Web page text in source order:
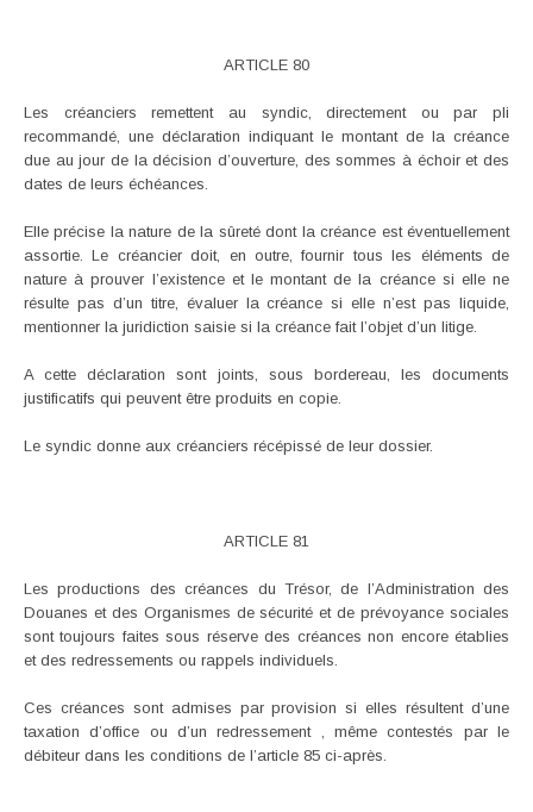
ARTICLE 80
Les créanciers remettent au syndic, directement ou par pli
recommandé, une déclaration indiquant le montant de la créance
due au jour de la décision d’ouverture, des sommes à échoir et des
dates de leurs échéances.
Elle précise la nature de la sûreté dont la créance est éventuellement
assortie. Le créancier doit, en outre, fournir tous les éléments de
nature à prouver l’existence et le montant de la créance si elle ne
résulte pas d’un titre, évaluer la créance si elle n’est pas liquide,
mentionner la juridiction saisie si la créance fait l’objet d’un litige.
A cette déclaration sont joints, sous bordereau, les documents
justificatifs qui peuvent être produits en copie.
Le syndic donne aux créanciers récépissé de leur dossier.
ARTICLE 81
Les productions des créances du Trésor, de l’Administration des
Douanes et des Organismes de sécurité et de prévoyance sociales
sont toujours faites sous réserve des créances non encore établies
et des redressements ou rappels individuels.
Ces créances sont admises par provision si elles résultent d’une
taxation d’office ou d’un redressement , même contestés par le
débiteur dans les conditions de l’article 85 ci-après.